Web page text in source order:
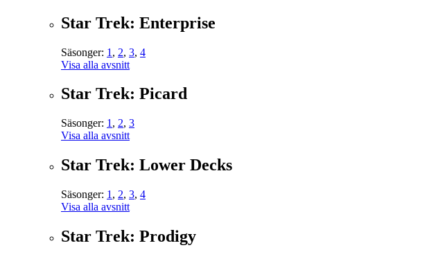
Star Trek: Enterprise
Säsonger: 1 , 2, 3, 4
Visa alla avsnitt
Star Trek: Picard
Säsonger: 1 , 2, 3
Visa alla avsnitt
Star Trek: Lower Decks
Säsonger: 1 , 2, 3, 4
Visa alla avsnitt
Star Trek: Prodigy